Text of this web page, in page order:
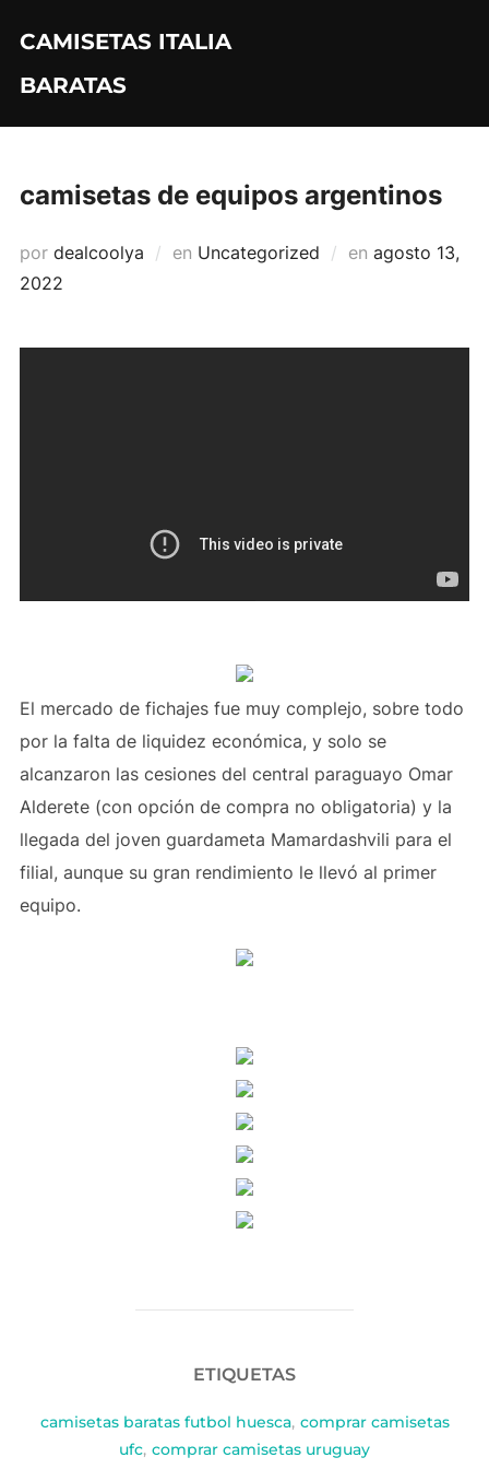
contenido
CAMISETAS ITALIA
BARATAS
camisetas de equipos argentinos
por dealcoolya en Uncategorized en Publicado
agosto 13,
2022
El mercado de fichajes fue muy complejo, sobre todo
por la falta de liquidez económica, y solo se
alcanzaron las cesiones del central paraguayo Omar
Alderete (con opción de compra no obligatoria) y la
llegada del joven guardameta Mamardashvili para el
filial, aunque su gran rendimiento le llevó al primer
equipo.
ETIQUETAS
camisetas baratas futbol huesca, comprar camisetas
ufc, comprar camisetas uruguay